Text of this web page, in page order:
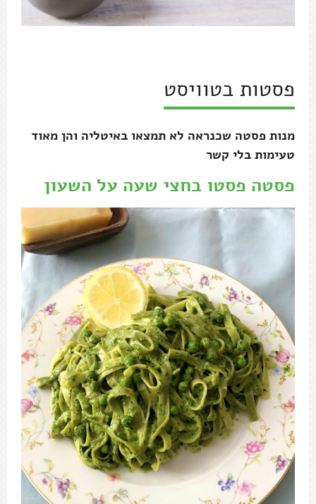
פסטות בטוויסט
מנות פסטה שכנראה לא תמצאו באיטליה והן מאוד
טעימות בלי קשר
פסטה פסטו בחצי שעה על השעון